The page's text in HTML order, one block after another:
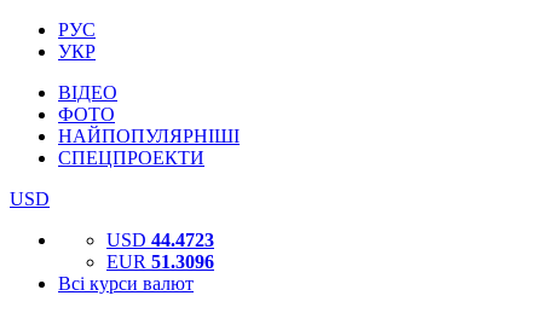
РУС
УКР
ВІДЕО
ФОТО
НАЙПОПУЛЯРНІШІ
СПЕЦПРОЕКТИ
USD
USD 44.4723
EUR 51.3096
Всі курси валют